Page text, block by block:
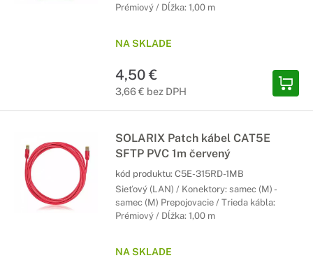
Prémiový / Dĺžka: 1,00 m
NA SKLADE
4,50 €
3,66 € bez DPH
SOLARIX Patch kábel CAT5E
SFTP PVC 1m červený
kód produktu: C5E-315RD-1MB
Sieťový (LAN) / Konektory: samec (M) -
samec (M) Prepojovacie / Trieda kábla:
Prémiový / Dĺžka: 1,00 m
NA SKLADE